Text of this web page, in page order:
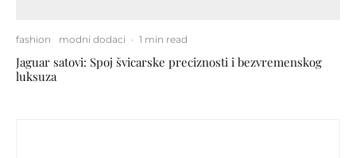
fashion modni dodaci · 1 min read
Jaguar satovi: Spoj švicarske preciznosti i bezvremenskog
luksuza